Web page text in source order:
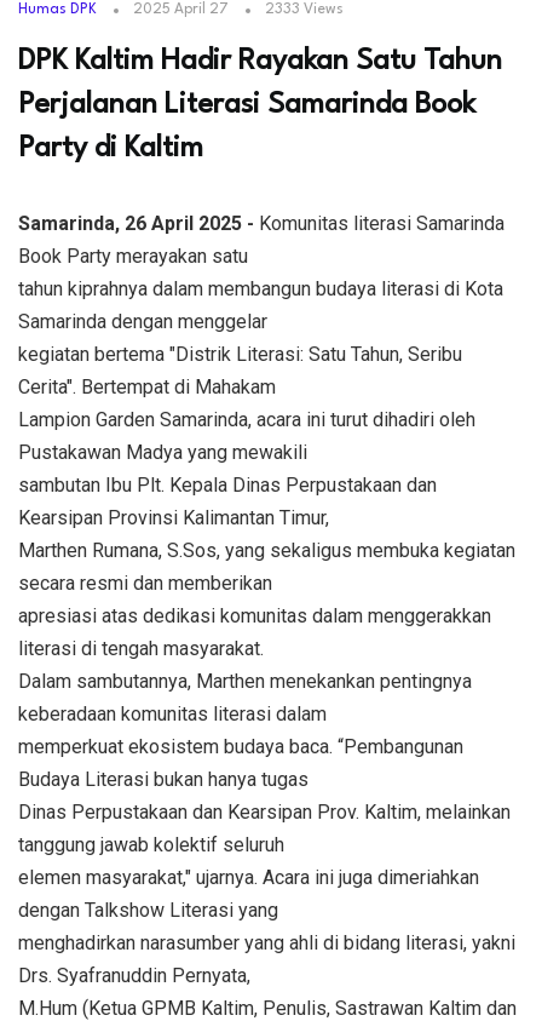
Humas DPK 2025 April 27 2333 Views
DPK Kaltim Hadir Rayakan Satu Tahun
Perjalanan Literasi Samarinda Book
Party di Kaltim
Samarinda, 26 April 2025 - Komunitas literasi Samarinda
Book Party merayakan satu
tahun kiprahnya dalam membangun budaya literasi di Kota
Samarinda dengan menggelar
kegiatan bertema "Distrik Literasi: Satu Tahun, Seribu
Cerita". Bertempat di Mahakam
Lampion Garden Samarinda, acara ini turut dihadiri oleh
Pustakawan Madya yang mewakili
sambutan Ibu Plt. Kepala Dinas Perpustakaan dan
Kearsipan Provinsi Kalimantan Timur,
Marthen Rumana, S.Sos, yang sekaligus membuka kegiatan
secara resmi dan memberikan
apresiasi atas dedikasi komunitas dalam menggerakkan
literasi di tengah masyarakat.
Dalam sambutannya, Marthen menekankan pentingnya
keberadaan komunitas literasi dalam
memperkuat ekosistem budaya baca. “Pembangunan
Budaya Literasi bukan hanya tugas
Dinas Perpustakaan dan Kearsipan Prov. Kaltim, melainkan
tanggung jawab kolektif seluruh
elemen masyarakat," ujarnya. Acara ini juga dimeriahkan
dengan Talkshow Literasi yang
menghadirkan narasumber yang ahli di bidang literasi, yakni
Drs. Syafranuddin Pernyata,
M.Hum (Ketua GPMB Kaltim, Penulis, Sastrawan Kaltim dan